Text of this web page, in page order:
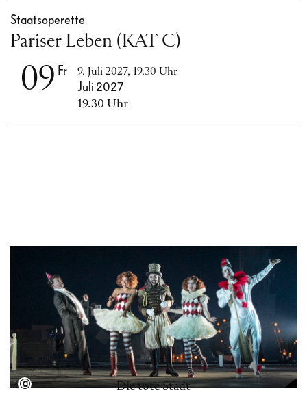
09 Fr 9. Juli 2027, 19.30 Uhr
Juli 2027
19.30 Uhr
Pariser Leben (KAT C)
Staatsoperette
Semperoper Dresden, Foto: David Baltzer
Die tote Stadt